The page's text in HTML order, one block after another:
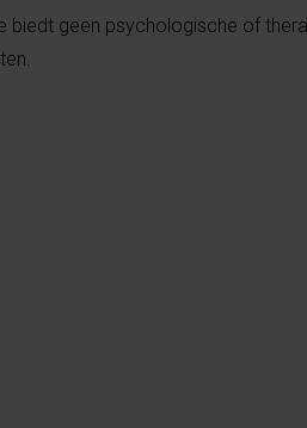
biedt geen psychologische of